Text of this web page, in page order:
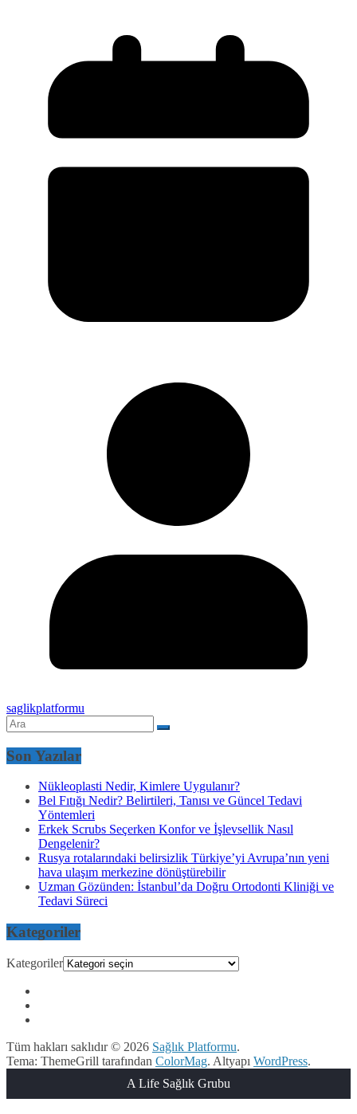
saglikplatformu
Son Yazılar
Nükleoplasti Nedir, Kimlere Uygulanır?
Bel Fıtığı Nedir? Belirtileri, Tanısı ve Güncel Tedavi
Yöntemleri
Erkek Scrubs Seçerken Konfor ve İşlevsellik Nasıl
Dengelenir?
Rusya rotalarındaki belirsizlik Türkiye’yi Avrupa’nın yeni
hava ulaşım merkezine dönüştürebilir
Uzman Gözünden: İstanbul’da Doğru Ortodonti Kliniği ve
Tedavi Süreci
Kategoriler
Kategoriler
Tüm hakları saklıdır © 2026 Sağlık Platformu.
Tema: ThemeGrill tarafından ColorMag. Altyapı WordPress.
A Life Sağlık Grubu